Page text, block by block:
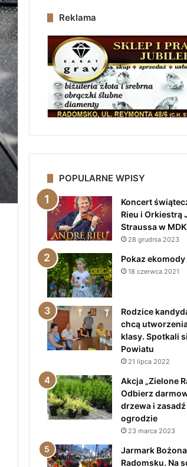
Reklama
POPULARNE WPISY
Koncert
Rieu i Orkiestrą
Straussa w
28 grudnia 2023
Pokaz ekomody
18 czerwca 2021
Rodzice
chcą
klasy. Spotkali
Powiatu
21 lipca 2022
Akcja „Zielone
Odbierz
drzewa i
ogrodzie
23 marca 2023
Jarmark
Radomsku. Na